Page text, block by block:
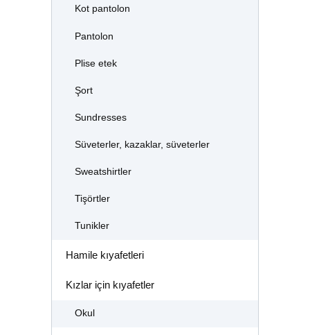
Kot pantolon
Pantolon
Plise etek
Şort
Sundresses
Süveterler, kazaklar, süveterler
Sweatshirtler
Tişörtler
Tunikler
Hamile kıyafetleri
Kızlar için kıyafetler
Okul